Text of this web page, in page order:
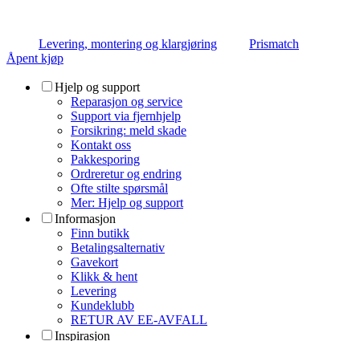
Levering, montering og klargjøring
Prismatch
Åpent kjøp
Hjelp og support
Reparasjon og service
Support via fjernhjelp
Forsikring: meld skade
Kontakt oss
Pakkesporing
Ordreretur og endring
Ofte stilte spørsmål
Mer: Hjelp og support
Informasjon
Finn butikk
Betalingsalternativ
Gavekort
Klikk & hent
Levering
Kundeklubb
RETUR AV EE-AVFALL
Inspirasjon